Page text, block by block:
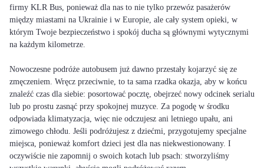
firmy KLR Bus, ponieważ dla nas to nie tylko przewóz pasażerów
między miastami na Ukrainie i w Europie, ale cały system opieki, w
którym Twoje bezpieczeństwo i spokój ducha są głównymi wytycznymi
na każdym kilometrze.
Nowoczesne podróże autobusem już dawno przestały kojarzyć się ze
zmęczeniem. Wręcz przeciwnie, to ta sama rzadka okazja, aby w końcu
znaleźć czas dla siebie: posortować pocztę, obejrzeć nowy odcinek serialu
lub po prostu zasnąć przy spokojnej muzyce. Za pogodę w środku
odpowiada klimatyzacja, więc nie odczujesz ani letniego upału, ani
zimowego chłodu. Jeśli podróżujesz z dziećmi, przygotujemy specjalne
miejsca, ponieważ komfort dzieci jest dla nas niekwestionowany. I
oczywiście nie zapomnij o swoich kotach lub psach: stworzyliśmy